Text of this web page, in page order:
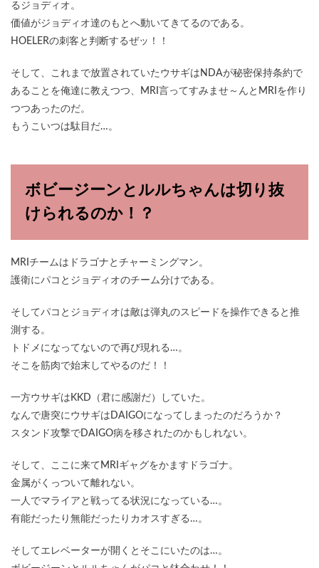
るジョディオ。
価値がジョディオ達のもとへ動いてきてるのである。
HOELERの刺客と判断するぜッ！！
そして、これまで放置されていたウサギはNDAが秘密保持条約で
あることを俺達に教えつつ、MRI言ってすみませ～んとMRIを作り
つつあったのだ。
もうこいつは駄目だ…。
ボビージーンとルルちゃんは切り抜
けられるのか！？
MRIチームはドラゴナとチャーミングマン。
護衛にパコとジョディオのチーム分けである。
そしてパコとジョディオは敵は弾丸のスピードを操作できると推
測する。
トドメになってないので再び現れる…。
そこを筋肉で始末してやるのだ！！
一方ウサギはKKD（君に感謝だ）していた。
なんで唐突にウサギはDAIGOになってしまったのだろうか？
スタンド攻撃でDAIGO病を移されたのかもしれない。
そして、ここに来てMRIギャグをかますドラゴナ。
金属がくっついて離れない。
一人でマライアと戦ってる状況になっている…。
有能だったり無能だったりカオスすぎる…。
そしてエレベーターが開くとそこにいたのは…。